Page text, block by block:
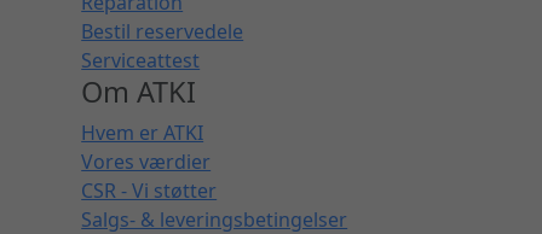
Bestil reservedele
Serviceattest
Om ATKI
Hvem er ATKI
Vores værdier
CSR - Vi støtter
Salgs- & leveringsbetingelser